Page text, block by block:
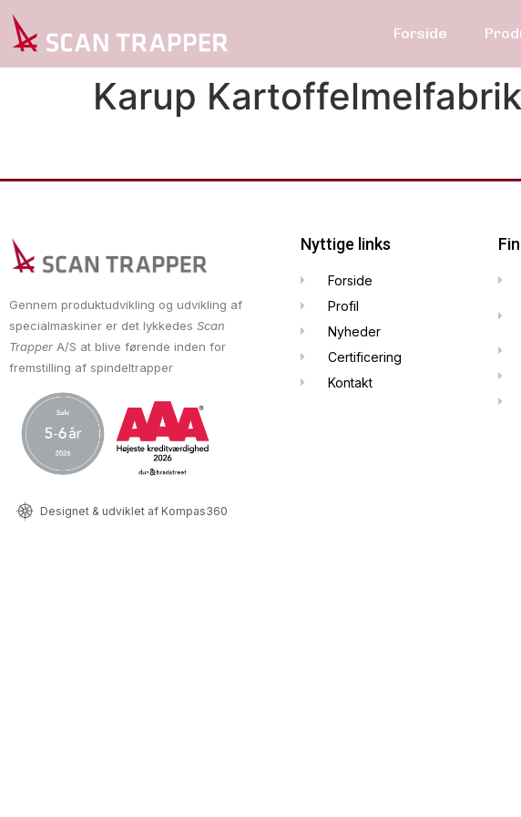
Forside
Karup
Gennem produktudvikling og udvikling af
specialmaskiner er det lykkedes Scan
Trapper A/S at blive førende inden for
fremstilling af spindeltrapper
Designet & udviklet af Kompas360
Nyttige links
Forside
Profil
Nyheder
Certificering
Kontakt